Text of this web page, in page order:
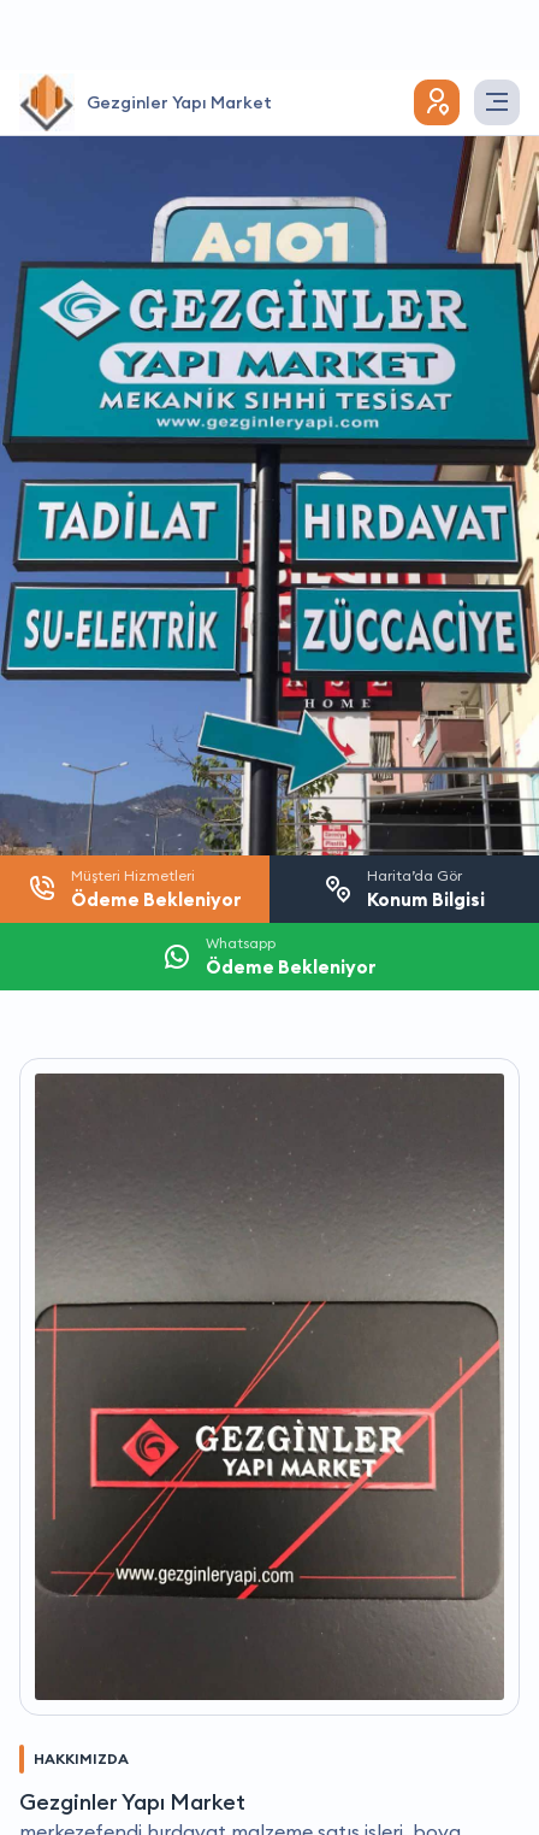
Gezginler Yapı Market
Müşteri Hizmetleri
Ödeme Bekleniyor
Harita’da Gör
Konum Bilgisi
Whatsapp
Ödeme Bekleniyor
HAKKIMIZDA
Gezginler Yapı Market